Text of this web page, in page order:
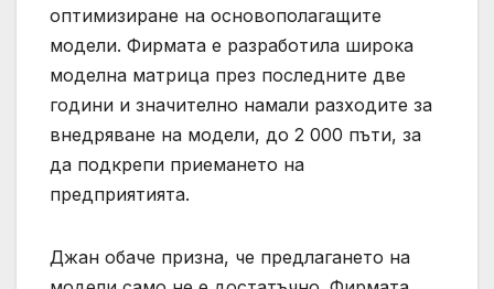
оптимизиране на основополагащите
модели. Фирмата е разработила широка
моделна матрица през последните две
години и значително намали разходите за
внедряване на модели, до 2 000 пъти, за
да подкрепи приемането на
предприятията.
Джан обаче призна, че предлагането на